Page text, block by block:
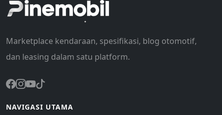
Marketplace kendaraan, spesifikasi, blog otomotif,
dan leasing dalam satu platform.
NAVIGASI UTAMA